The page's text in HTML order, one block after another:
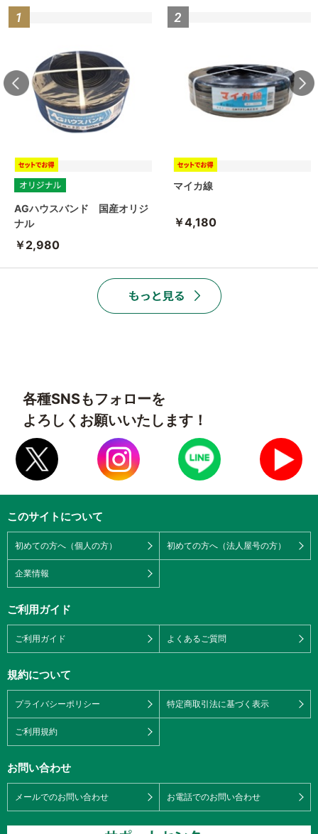
AGハウスバンド 国産オリジ
ナル
￥2,980
マイカ線
￥4,180
各種SNSもフォローを
よろしくお願いいたします！
このサイトについて
初めての方へ（個人の方） 初めての方へ（法人屋号の方）
企業情報
ご利用ガイド
ご利用ガイド よくあるご質問
規約について
プライバシーポリシー 特定商取引法に基づく表示
ご利用規約
お問い合わせ
メールでのお問い合わせ お電話でのお問い合わせ